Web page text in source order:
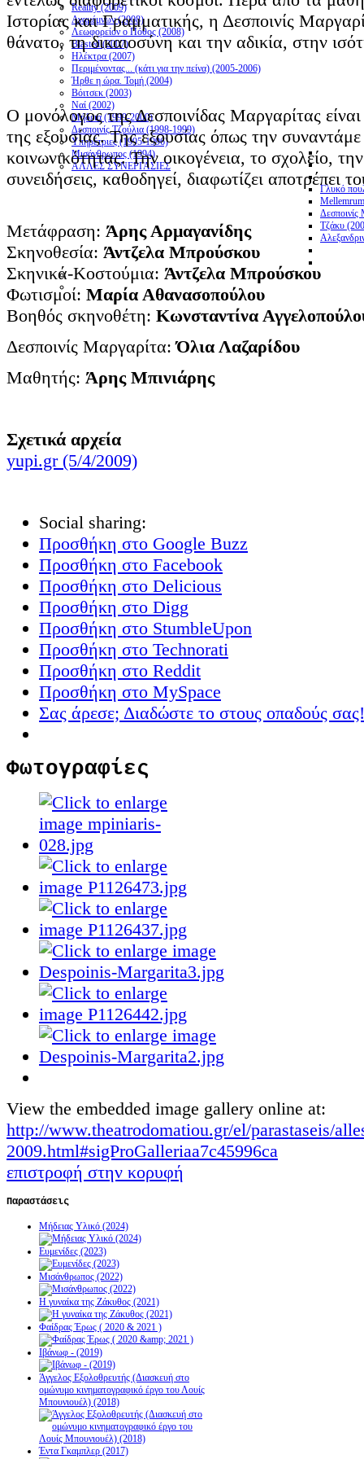
Reality (2009)
Αγαμέμνων (2008)
Λεωφορείον ο Πόθος (2008)
Blasted (2007)
Ηλέκτρα (2007)
Περιμένοντας... (κάτι για την πείνα) (2005-2006)
Ήρθε η ώρα. Τομή (2004)
Βόιτσεκ (2003)
Ναί (2002)
Μήδεια (1999-2000)
Δεσποινίς Τζούλια (1998-1999)
Υπηρέτριες (1995-1996)
Μισάνθρωπος (1994)
ΑΛΛΕΣ ΣΥΝΕΡΓΑΣΙΕΣ
Γλυκό
Τζάκυ
Ιστορίας και Γραμματικής, η Δεσποινίς
θάνατο, τη δικαιοσύνη και την αδικία, στην
Ο μονόλογος της Δεσποινίδας Μαργαρίτας
της εξουσίας. Της εξουσίας όπως την
κοινωνικότητας. Την οικογένεια, το σχολείο,
συνειδήσεις, καθοδηγεί, διαφωτίζει αποτρέπει
Μετάφραση: Άρης Αρμαγανίδης
Σκηνοθεσία: Άντζελα Μπρούσκου
Σκηνικά-Κοστούμια: Άντζελα Μπρούσκου
Φωτισμοί: Μαρία Αθανασοπούλου
Βοηθός σκηνοθέτη: Κωνσταντίνα
Δεσποινίς Μαργαρίτα:Όλια Λαζαρίδου
Μαθητής: Άρης Μπινιάρης
Σχετικά αρχεία
yupi.gr (5/4/2009)
Social sharing:
Προσθήκη στο Google Buzz
Προσθήκη στο Facebook
Προσθήκη στο Delicious
Προσθήκη στο Digg
Προσθήκη στο StumbleUpon
Προσθήκη στο Technorati
Προσθήκη στο Reddit
Προσθήκη στο MySpace
Σας άρεσε; Διαδώστε το στους οπαδούς σας!
Φωτογραφίες
View the embedded image gallery online at:
http://www.theatrodomatiou.gr/el/parastaseis/
2009.html#sigProGalleriaa7c45996ca
επιστροφή στην κορυφή
Παραστάσεις
Μήδειας Υλικό (2024)
Ευμενίδες (2023)
Μισάνθρωπος (2022)
Η γυναίκα της Ζάκυθος (2021)
Φαίδρας Έρως ( 2020 & 2021 )
Ιβάνωφ - (2019)
Άγγελος Εξολοθρευτής (Διασκευή στο
ομώνυμο κινηματογραφικό έργο του Λουίς
Μπουνιουέλ) (2018)
Έντα Γκαμπλερ (2017)